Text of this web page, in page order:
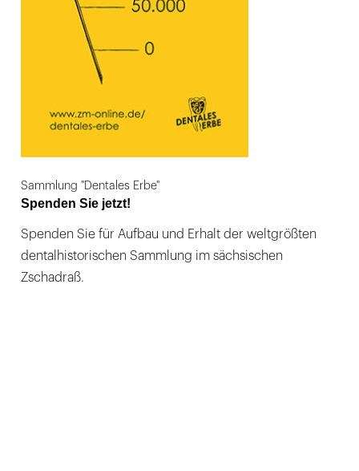
Sammlung "Dentales Erbe"
Spenden Sie jetzt!
Spenden Sie für Aufbau und Erhalt der weltgrößten
dentalhistorischen Sammlung im sächsischen
Zschadraß.